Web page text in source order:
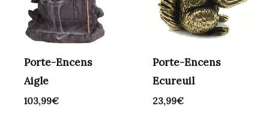
Porte-Encens
Aigle
103,99€
Porte-Encens
Ecureuil
23,99€